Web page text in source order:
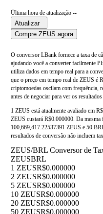
Última hora de atualização --
Atualizar
Compre ZEUS agora
O conversor LBank fornece a taxa de
ajudando você a converter facilmente
utiliza dados em tempo real para a
que o preço em tempo real de ZEUS é
criptomoedas oscilam com frequência,
antes de negociar para ver os
1 ZEUS está atualmente avaliado em
ZEUS custará R$0.000000. Da
100,669,417.22537391 ZEUS e 50
resultados de conversão não incluem
ZEUS/BRL Conversor de
ZEUSBRL
1 ZEUSR$0.000000
2 ZEUSR$0.000000
5 ZEUSR$0.000000
10 ZEUSR$0.000000
20 ZEUSR$0.000000
50 ZEUSR$0.000000